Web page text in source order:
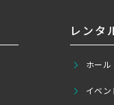
レンタ
ホール
イベン